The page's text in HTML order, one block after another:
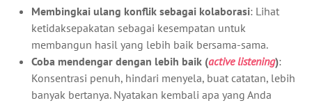
Membingkai ulang konflik sebagai kolaborasi: Lihat
ketidaksepakatan sebagai kesempatan untuk
membangun hasil yang lebih baik bersama-sama.
Coba mendengar dengan lebih baik (active listening):
Konsentrasi penuh, hindari menyela, buat catatan, lebih
banyak bertanya. Nyatakan kembali apa yang Anda